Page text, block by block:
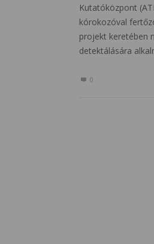
Kutatóközpont
kórokozóval
projekt keretében
detektálására
0